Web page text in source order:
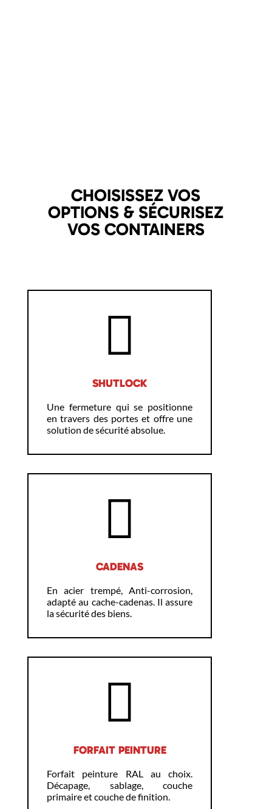
CHOISISSEZ VOS
OPTIONS & SÉCURISEZ
VOS CONTAINERS
SHUTLOCK
Une fermeture qui se positionne
en travers des portes et offre une
solution de sécurité absolue.
CADENAS
En acier trempé, Anti-corrosion,
adapté au cache-cadenas. Il assure
la sécurité des biens.
FORFAIT PEINTURE
Forfait peinture RAL au choix.
Décapage, sablage, couche
primaire et couche de finition.